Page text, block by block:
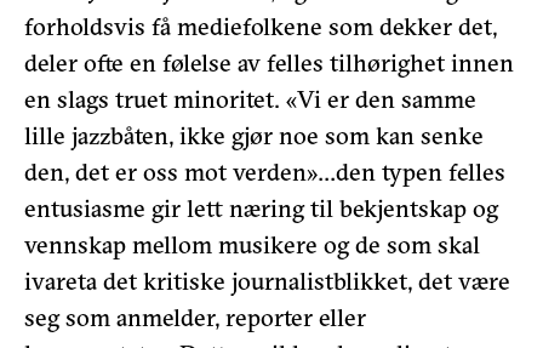
forholdsvis få mediefolkene som dekker det,
deler ofte en følelse av felles tilhørighet innen
en slags truet minoritet. «Vi er den samme
lille jazzbåten, ikke gjør noe som kan senke
den, det er oss mot verden»…den typen felles
entusiasme gir lett næring til bekjentskap og
vennskap mellom musikere og de som skal
ivareta det kritiske journalistblikket, det være
seg som anmelder, reporter eller